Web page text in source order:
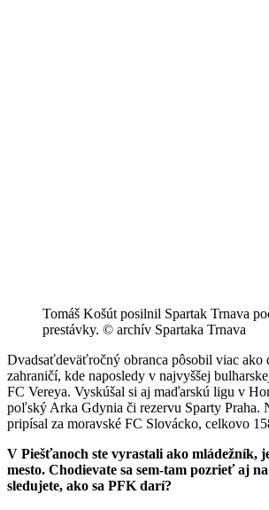
Tomáš Košút posilnil Spartak Trnava
prestávky. © archív Spartaka Trnava
Dvadsaťdeväťročný obranca pôsobil viac ako
zahraničí, kde naposledy v najvyššej
FC Vereya. Vyskúšal si aj maďarskú ligu v
poľský Arka Gdynia či rezervu Sparty Praha.
pripísal za moravské FC Slovácko, celkovo
V Piešťanoch ste vyrastali ako mládežník,
mesto. Chodievate sa sem-tam pozrieť aj
sledujete, ako sa PFK darí?